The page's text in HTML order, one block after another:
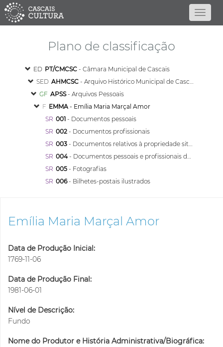
Plano de classificação
ED PT/CMCSC - Câmara Municipal de Cascais
SED AHMCSC - Arquivo Histórico Municipal de Cascais
GF APSS- Arquivos Pessoais
F EMMA - Emília Maria Marçal Amor
SR 001 - Documentos pessoais
SR 002 - Documentos profissionais
SR 003 - Documentos relativos à propriedade situada na Rua de São Pedro, em Caparide
SR 004- Documentos pessoais e profissionais de Eusébio Francisco Júnior
SR 005 - Fotografias
SR 006- Bilhetes-postais ilustrados
Emília Maria Marçal Amor
Data de Produção Inicial:
1769-11-06
Data de Produção Final:
1981-06-01
Nível de Descrição:
Fundo
Nome do Produtor e História Administrativa/Biográfica: